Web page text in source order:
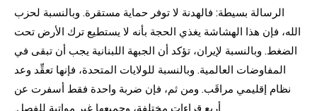
الرسالة بسيطة: فالهدنة لا توفر حماية مستقرة. وبالنسبة لحزب
الله، فإن هذا الهشاشة يغذي الحجة بأنه لا يستطيع ترك الأرض تحت
الضغط. وبالنسبة لإيران، تؤكد أن الجبهة اللبنانية يجب أن تبقى في
المفاوضات العالمية. وبالنسبة للولايات المتحدة، فإنها تعقِّد وعد
نظام إقليمي مراقَب. ومن ثم، فإن ضربة واحدة فقط أسفرت عن
أربع قراءات مختلفة، وجميعها غير مواتية للفصل.